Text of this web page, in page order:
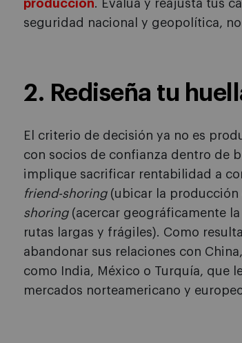
producción. Evalúa y reajusta tus
seguridad nacional y geopolítica,
2. Rediseña tu
El criterio de decisión ya no es
con socios de confianza dentro de
implique sacrificar rentabilidad a
friend-shoring(ubicar la producción
shoring(acercar geográficamente
rutas largas y frágiles). Como
abandonar sus relaciones con
como India, México o Turquía, que
mercados norteamericano y